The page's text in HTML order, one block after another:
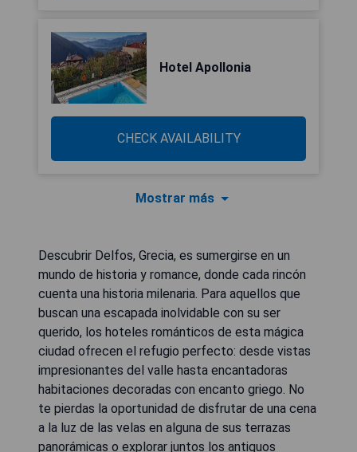
Hotel Apollonia
CHECK AVAILABILITY
Mostrar más
Descubrir Delfos, Grecia, es sumergirse en un
mundo de historia y romance, donde cada rincón
cuenta una historia milenaria. Para aquellos que
buscan una escapada inolvidable con su ser
querido, los hoteles románticos de esta mágica
ciudad ofrecen el refugio perfecto: desde vistas
impresionantes del valle hasta encantadoras
habitaciones decoradas con encanto griego. No
te pierdas la oportunidad de disfrutar de una cena
a la luz de las velas en alguna de sus terrazas
panorámicas o explorar juntos los antiguos